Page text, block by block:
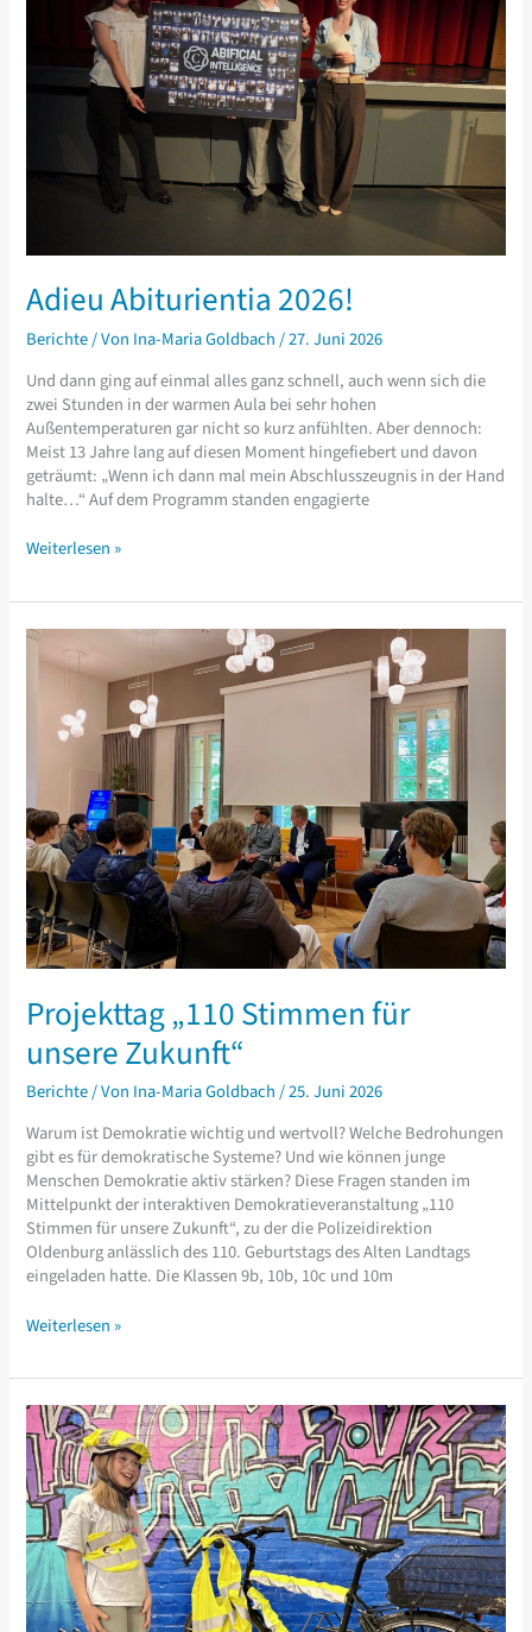
Adieu Abiturientia 2026!
Berichte/ Von Ina-Maria Goldbach/27. Juni 2026
Und dann ging auf einmal alles ganz schnell, auch wenn sich die
zwei Stunden in der warmen Aula bei sehr hohen
Außentemperaturen gar nicht so kurz anfühlten. Aber dennoch:
Meist 13 Jahre lang auf diesen Moment hingefiebert und davon
geträumt: „Wenn ich dann mal mein Abschlusszeugnis in der Hand
halte…“ Auf dem Programm standen engagierte
Adieu
2026!
Weiterlesen »
Projekttag „110 Stimmen für
unsere Zukunft“
Berichte/ Von Ina-Maria Goldbach/25. Juni 2026
Warum ist Demokratie wichtig und wertvoll? Welche Bedrohungen
gibt es für demokratische Systeme? Und wie können junge
Menschen Demokratie aktiv stärken? Diese Fragen standen im
Mittelpunkt der interaktiven Demokratieveranstaltung „110
Stimmen für unsere Zukunft“, zu der die Polizeidirektion
Oldenburg anlässlich des 110. Geburtstags des Alten Landtags
eingeladen hatte. Die Klassen 9b, 10b, 10c und 10m
Projekttag
Stimmen
unsere
Zukunft“
Weiterlesen »